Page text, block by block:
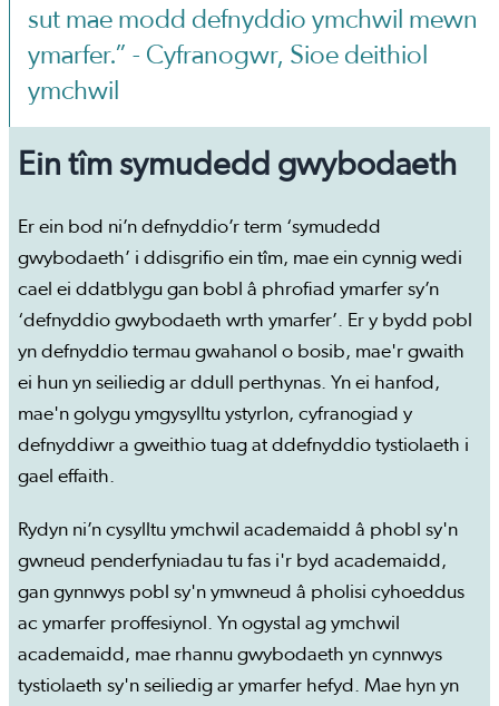
sut mae modd defnyddio ymchwil mewn
ymarfer.” - Cyfranogwr, Sioe deithiol
ymchwil
Ein tîm symudedd gwybodaeth
Er ein bod ni’n defnyddio’r term ‘symudedd
gwybodaeth’ i ddisgrifio ein tîm, mae ein cynnig wedi
cael ei ddatblygu gan bobl â phrofiad ymarfer sy’n
‘defnyddio gwybodaeth wrth ymarfer’. Er y bydd pobl
yn defnyddio termau gwahanol o bosib, mae'r gwaith
ei hun yn seiliedig ar ddull perthynas. Yn ei hanfod,
mae'n golygu ymgysylltu ystyrlon, cyfranogiad y
defnyddiwr a gweithio tuag at ddefnyddio tystiolaeth i
gael effaith.
Rydyn ni’n cysylltu ymchwil academaidd â phobl sy'n
gwneud penderfyniadau tu fas i'r byd academaidd,
gan gynnwys pobl sy'n ymwneud â pholisi cyhoeddus
ac ymarfer proffesiynol. Yn ogystal ag ymchwil
academaidd, mae rhannu gwybodaeth yn cynnwys
tystiolaeth sy'n seiliedig ar ymarfer hefyd. Mae hyn yn